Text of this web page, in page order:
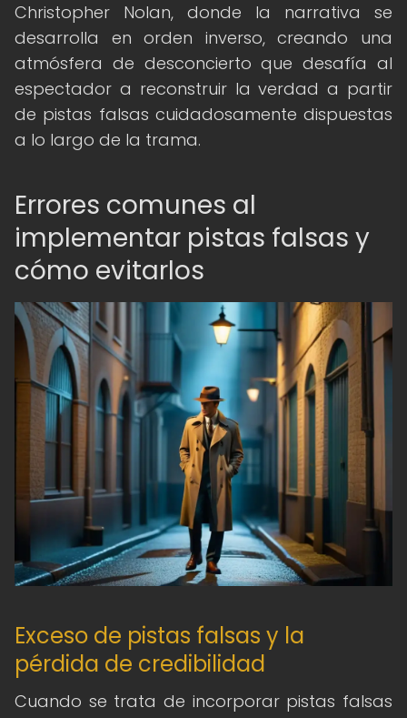
Christopher Nolan, donde la narrativa se
desarrolla en orden inverso, creando una
atmósfera de desconcierto que desafía al
espectador a reconstruir la verdad a partir
de pistas falsas cuidadosamente dispuestas
a lo largo de la trama.
Errores comunes al
implementar pistas falsas y
cómo evitarlos
Exceso de pistas falsas y la
pérdida de credibilidad
Cuando se trata de incorporar pistas falsas